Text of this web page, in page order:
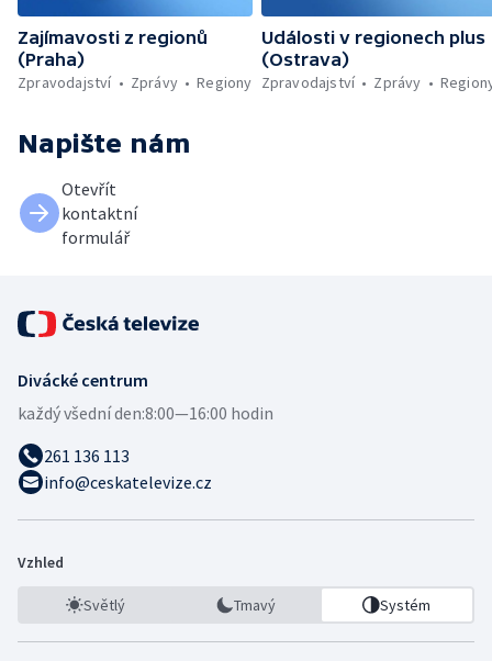
Zajímavosti z regionů
(Praha)
Zpravodajství
Zprávy Regiony
Události v regionech plus
(Ostrava)
Zpravodajství
Zprávy
Napište nám
Otevřít
kontaktní
formulář
Divácké centrum
každý všední den:8:00—16:00 hodin
261 136 113
info@ceskatelevize.cz
Vzhled
Světlý Tmavý Systém